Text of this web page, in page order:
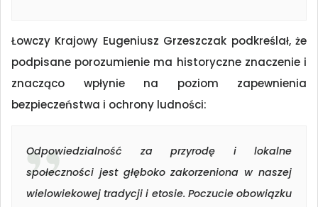
Łowczy Krajowy Eugeniusz Grzeszczak podkreślał, że
podpisane porozumienie ma historyczne znaczenie i
znacząco wpłynie na poziom zapewnienia
bezpieczeństwa i ochrony ludności:
Odpowiedzialność za przyrodę i lokalne
społeczności jest głęboko zakorzeniona w naszej
wielowiekowej tradycji i etosie. Poczucie obowiązku